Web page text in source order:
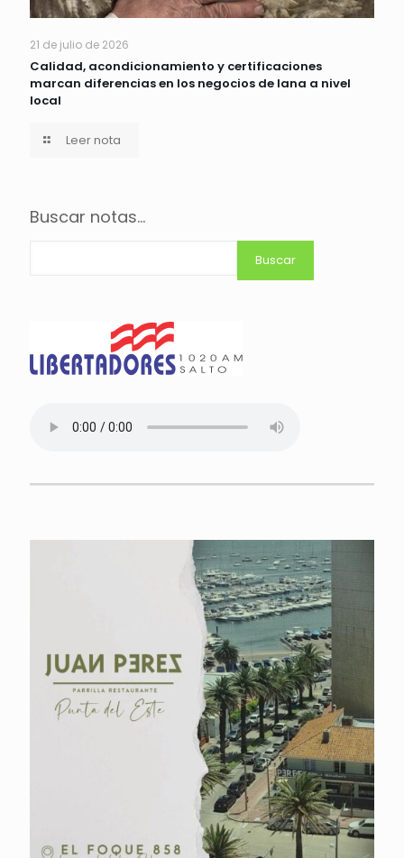
21 de julio de 2026
Calidad, acondicionamiento y certificaciones
marcan diferencias en los negocios de lana a nivel
local
Leer nota
Buscar notas...
Buscar